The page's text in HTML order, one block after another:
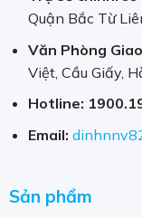
Loại bỏ hiệu
Lõi lọc Aquaphor
Quận Bắc Từ
Văn Phòng
Việt, Cầu Giấy,
Hotline:
Email:
Sản phẩm